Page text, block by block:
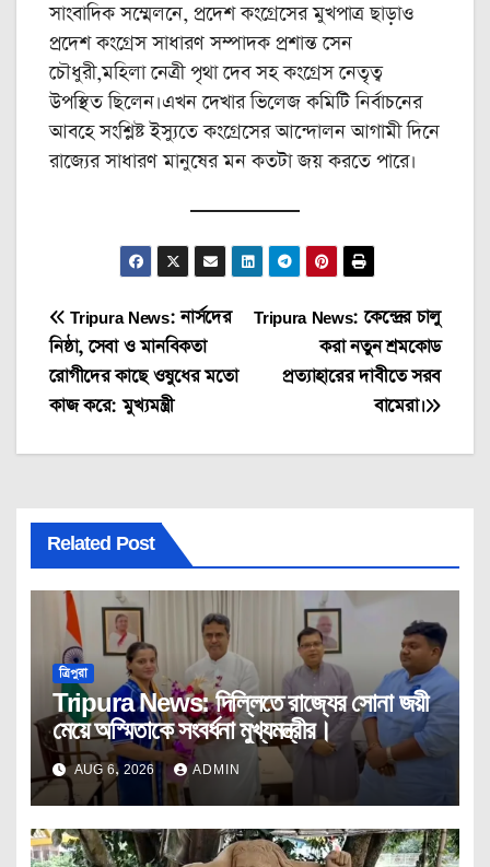
সাংবাদিক সম্মেলনে, প্রদেশ কংগ্রেসের মুখপাত্র ছাড়াও
প্রদেশ কংগ্রেস সাধারণ সম্পাদক প্রশান্ত সেন
চৌধুরী,মহিলা নেত্রী পৃথা দেব সহ কংগ্রেস নেতৃত্ব
উপস্থিত ছিলেন।এখন দেখার ভিলেজ কমিটি নির্বাচনের
আবহে সংশ্লিষ্ট ইস্যুতে কংগ্রেসের আন্দোলন আগামী দিনে
রাজ্যের সাধারণ মানুষের মন কতটা জয় করতে পারে।
Post
navigation
Tripura News: কেন্দ্রের চালু
করা নতুন শ্রমকোড
প্রত্যাহারের দাবীতে সরব
বামেরা।
Tripura News: নার্সদের
নিষ্ঠা, সেবা ও মানবিকতা
রোগীদের কাছে ওষুধের মতো
কাজ করে: মুখ্যমন্ত্রী
Related Post
ত্রিপুরা
Tripura News: দিল্লিতে রাজ্যের সোনা জয়ী
মেয়ে অস্মিতাকে সংবর্ধনা মুখ্যমন্ত্রীর।
AUG 6, 2026 ADMIN